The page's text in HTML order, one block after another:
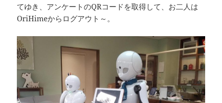
てゆき、アンケートのQRコードを取得して、お二人は
OriHimeからログアウト～。